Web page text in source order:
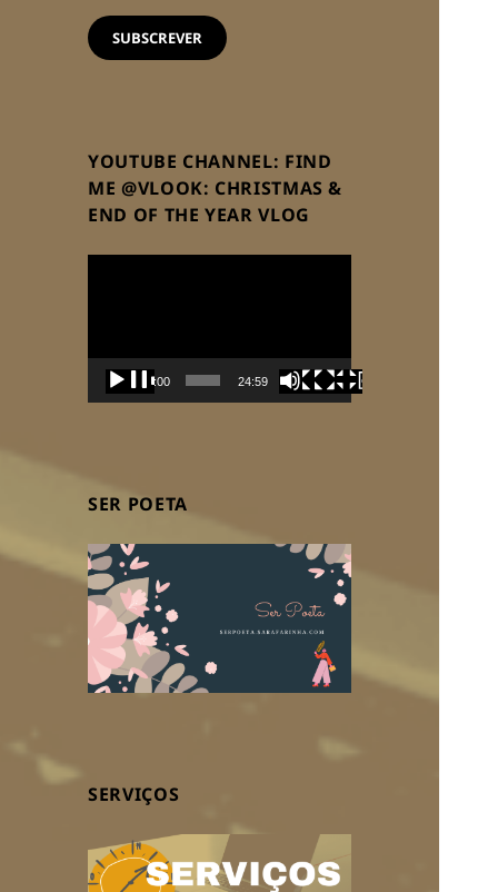
email
SUBSCREVER
YOUTUBE CHANNEL: FIND
ME @VLOOK: CHRISTMAS &
END OF THE YEAR VLOG
00:00 24:59
SER POETA
SERVIÇOS